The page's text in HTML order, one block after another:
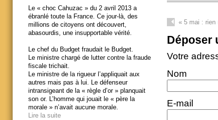
«5 mai : rien
Déposer
Votre
Nom
E-mail
Le « choc Cahuzac » du 2 avril 2013 a
ébranlé toute la France. Ce jour-là, des
millions de citoyens ont découvert,
abasourdis, une insupportable vérité.
Le chef du Budget fraudait le Budget.
Le ministre chargé de lutter contre la fraude
fiscale trichait.
Le ministre de la rigueur l’appliquait aux
autres mais pas à lui. Le défenseur
intransigeant de la « règle d’or » planquait
son or. L’homme qui jouait le « père la
morale » n’avait aucune morale.
Lire la suite